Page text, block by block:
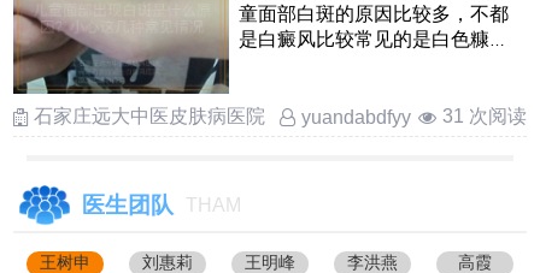
童面部白斑的原因比较多，不都
是白癜风比较常见的是白色糠
石家庄远大中医皮肤病医院
yuandabdfyy 31 次阅读
医生团队 THAM
王树申 刘惠莉 王明峰 李洪燕 高霞